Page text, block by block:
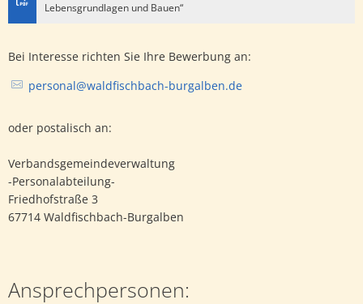
Lebensgrundlagen und Bauen“
Bei Interesse richten Sie Ihre Bewerbung an:
personal@waldfischbach-burgalben.de
oder postalisch an:
Verbandsgemeindeverwaltung
-Personalabteilung-
Friedhofstraße 3
67714 Waldfischbach-Burgalben
Ansprechpersonen: